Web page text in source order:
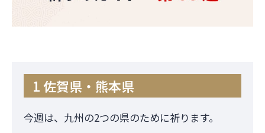
1 佐賀県・熊本県
今週は、九州の2つの県のために祈ります。